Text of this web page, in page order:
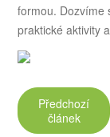
formou. Dozvíme
praktické aktivity
Předchozí
článek